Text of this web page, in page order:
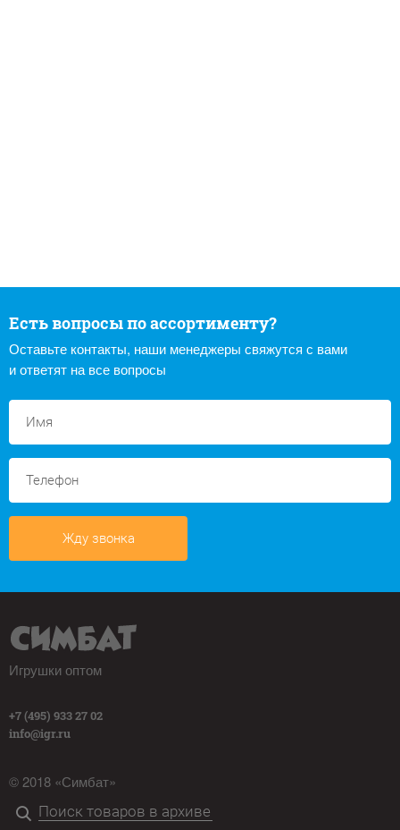
Есть вопросы по ассортименту?
Оставьте контакты, наши менеджеры свяжутся с вами
и ответят на все вопросы
Жду звонка
Игрушки оптом
+7 (495) 933 27 02
info@igr.ru
© 2018 «Симбат»